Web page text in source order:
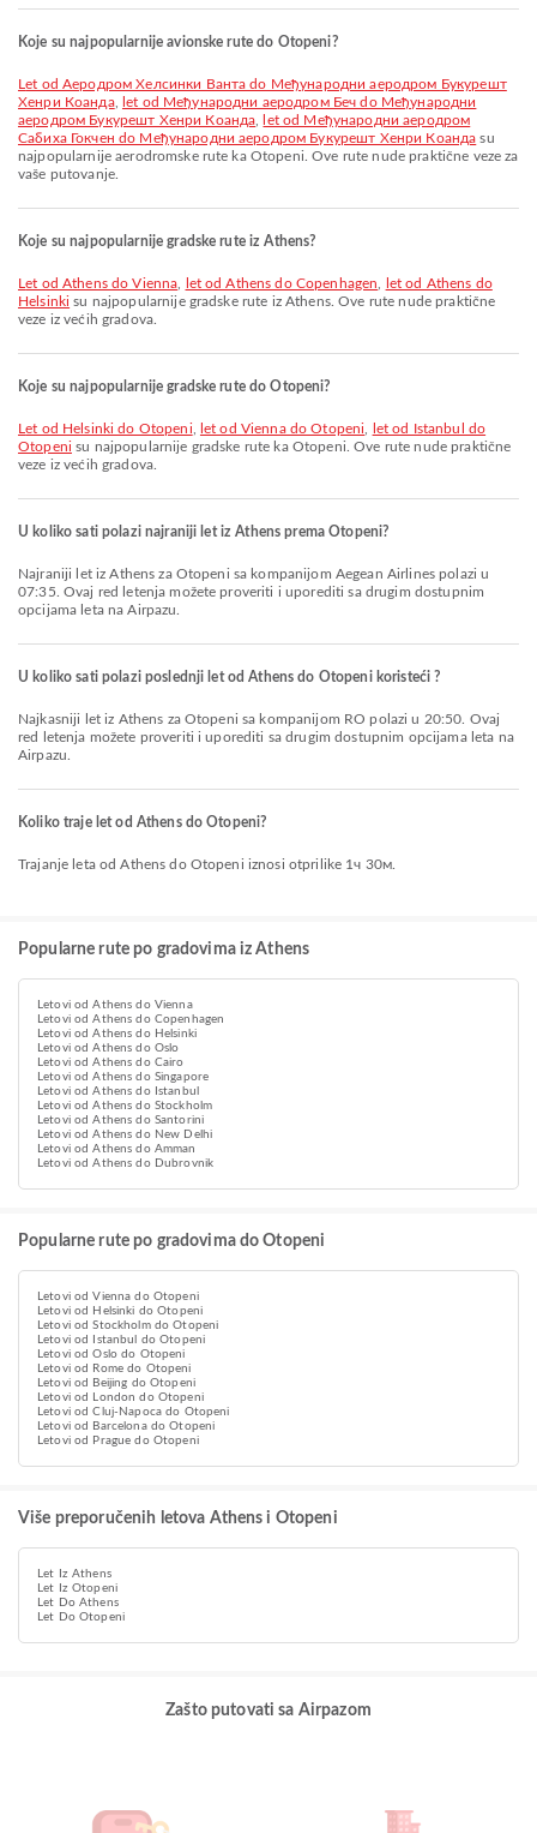
Koje su najpopularnije avionske rute do Otopeni?
let od Аеродром Хелсинки Ванта do Међународни аеродром Букурешт
Хенри Коанда,
let od Међународни аеродром Беч do Међународни
аеродром Букурешт Хенри Коанда
let od Међународни аеродром
Сабиха Гокчен do Међународни аеродром Букурешт Хенри Коанда su
najpopularnije aerodromske rute ka Otopeni. Ove rute nude praktične veze za
vaše putovanje.
Koje su najpopularnije gradske rute iz Athens?
let od Athens do Vienna let od Athens do Copenhagen
let od Athens do
Helsinki su najpopularnije gradske rute iz Athens. Ove rute nude praktične
veze iz većih gradova.
Koje su najpopularnije gradske rute do Otopeni?
let od Helsinki do Otopeni let od Vienna do Otopeni
let od Istanbul do
Otopeni su najpopularnije gradske rute ka Otopeni. Ove rute nude praktične
veze iz većih gradova.
U koliko sati polazi najraniji let iz Athens prema Otopeni?
Najraniji let iz Athens za Otopeni sa kompanijom Aegean Airlines polazi u
07:35. Ovaj red letenja možete proveriti i uporediti sa drugim dostupnim
opcijama leta na Airpazu.
U koliko sati polazi poslednji let od Athens do Otopeni koristeći ?
Najkasniji let iz Athens za Otopeni sa kompanijom RO polazi u 20:50. Ovaj
red letenja možete proveriti i uporediti sa drugim dostupnim opcijama leta na
Airpazu.
Koliko traje let od Athens do Otopeni?
Trajanje leta od Athens do Otopeni iznosi otprilike 1ч 30м.
Popularne rute po gradovima iz Athens
Letovi od Athens do Vienna
Letovi od Athens do Copenhagen
Letovi od Athens do Helsinki
Letovi od Athens do Oslo
Letovi od Athens do Cairo
Letovi od Athens do Singapore
Letovi od Athens do Istanbul
Letovi od Athens do Stockholm
Letovi od Athens do Santorini
Letovi od Athens do New Delhi
Letovi od Athens do Amman
Letovi od Athens do Dubrovnik
Popularne rute po gradovima do Otopeni
Letovi od Vienna do Otopeni
Letovi od Helsinki do Otopeni
Letovi od Stockholm do Otopeni
Letovi od Istanbul do Otopeni
Letovi od Oslo do Otopeni
Letovi od Rome do Otopeni
Letovi od Beijing do Otopeni
Letovi od London do Otopeni
Letovi od Cluj-Napoca do Otopeni
Letovi od Barcelona do Otopeni
Letovi od Prague do Otopeni
Više preporučenih letova Athens i Otopeni
Let Iz Athens
Let Iz Otopeni
Let Do Athens
Let Do Otopeni
Zašto putovati sa Airpazom